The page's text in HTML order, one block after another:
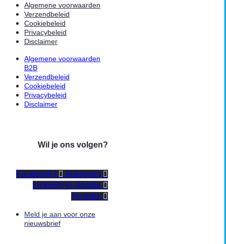
Algemene voorwaarden
Verzendbeleid
Cookiebeleid
Privacybeleid
Disclaimer
Algemene voorwaarden
B2B
Verzendbeleid
Cookiebeleid
Privacybeleid
Disclaimer
Wil je ons volgen?
Facebook-f
Instagram
Linkedin-in Google
Youtube
Meld je aan voor onze
nieuwsbrief